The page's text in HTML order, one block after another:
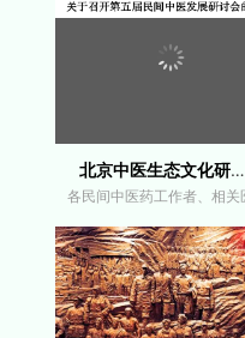
北京中医生态文化研究会：关于召开第五